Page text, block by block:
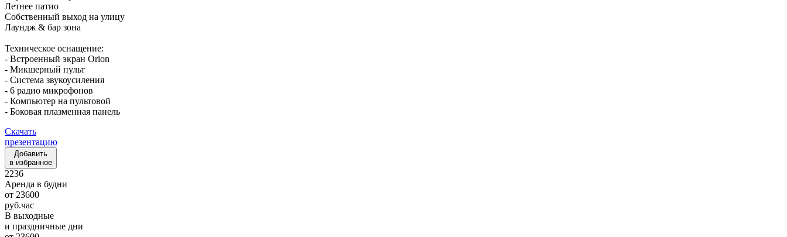
Летнее патио
Собственный выход на улицу
Лаундж & бар зона
Техническое оснащение:
- Встроенный экран Orion
- Микшерный пульт
- Система звукоусиления
- 6 радио микрофонов
- Компьютер на пультовой
- Боковая плазменная панель
Скачать
презентацию
Добавить
в избранное
2236
Аренда в будни
от 23600
руб.час
В выходные
и праздничные дни